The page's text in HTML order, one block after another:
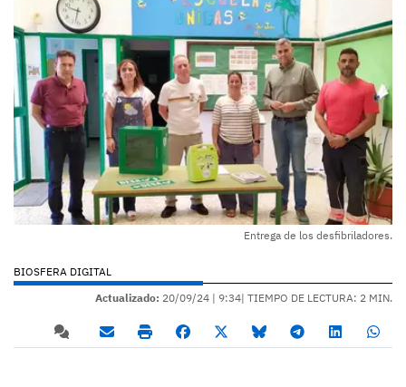
Entrega de los desfibriladores.
BIOSFERA DIGITAL
Actualizado: 20/09/24 | 9:34| TIEMPO DE LECTURA: 2 MIN.